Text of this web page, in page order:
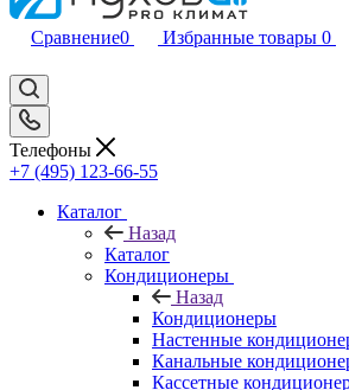
Сравнение0 Избранные товары 0
Телефоны
+7 (495) 123-66-55
Каталог
Назад
Каталог
Кондиционеры
Назад
Кондиционеры
Настенные
Канальные
Кассетные